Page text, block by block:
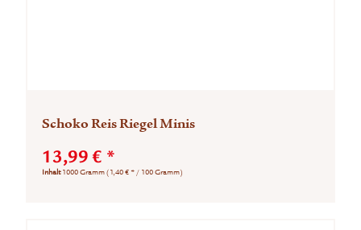
Schoko Reis Riegel Minis
13,99 € *
Inhalt1000 Gramm(1,40 € * / 100 Gramm)